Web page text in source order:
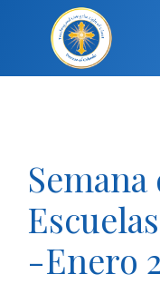
Semana
-Enero